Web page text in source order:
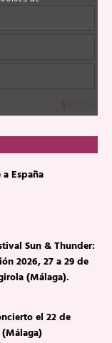
España
Sun & Thunder:
2026, 27 a 29 de
(Málaga).
el 22 de